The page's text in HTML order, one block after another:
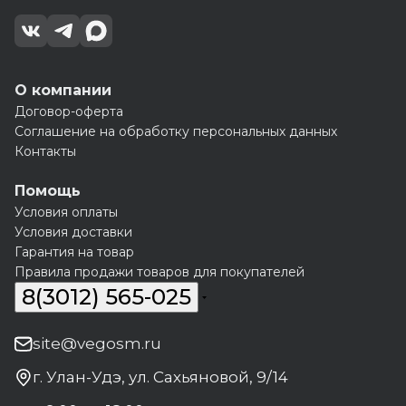
О компании
Договор-оферта
Соглашение на обработку персональных данных
Контакты
Помощь
Условия оплаты
Условия доставки
Гарантия на товар
Правила продажи товаров для покупателей
8(3012) 565-025
site@vegosm.ru
г. Улан-Удэ, ул. Сахьяновой, 9/14